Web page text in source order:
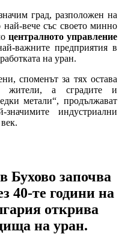
град, разположен на
вече със своето минно
централното управление
важните предприятия в
на уран.
споменът за тях остава
а сградите и
метали“, продължават
индустриални
Бухово започва
40-те години на
открива
на уран.